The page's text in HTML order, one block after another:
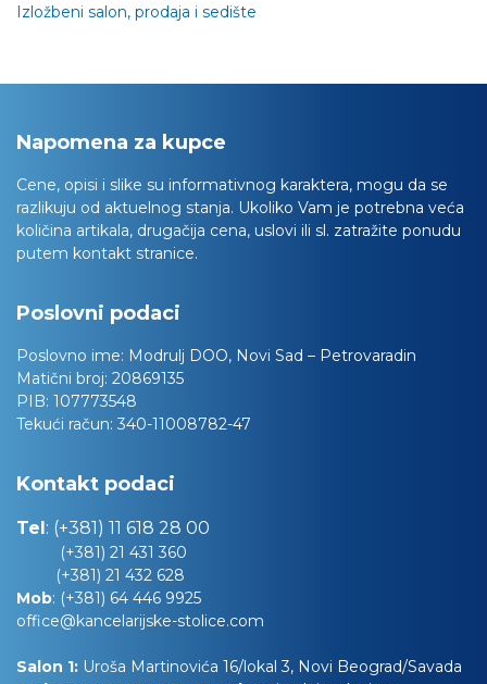
Izložbeni salon, prodaja i sedište
Napomena za kupce
Cene, opisi i slike su informativnog karaktera, mogu da se
razlikuju od aktuelnog stanja. Ukoliko Vam je potrebna veća
količina artikala, drugačija cena, uslovi ili sl. zatražite ponudu
putem kontakt stranice.
Poslovni podaci
Poslovno ime: Modrulj DOO, Novi Sad – Petrovaradin
Matični broj: 20869135
PIB: 107773548
Tekući račun: 340-11008782-47
Kontakt podaci
Tel: (+381) 11 618 28 00
(+381) 21 431 360
(+381) 21 432 628
Mob: (+381) 64 446 9925
office@kancelarijske-stolice.com
Salon 1: Uroša Martinovića 16/lokal 3, Novi Beograd/Savada